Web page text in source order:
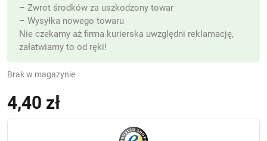
4,40 zł
Brak w magazynie
– Zwrot środków za uszkodzony towar
– Wysyłka nowego towaru
Nie czekamy aż firma kurierska uwzględni reklamację,
załatwiamy to od ręki!